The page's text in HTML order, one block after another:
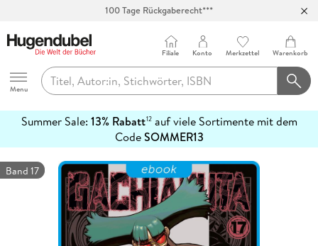
100 Tage Rückgaberecht***
Hugendubel
Menu
Filiale Konto Merkzettel Warenkorb
Summer Sale: 13% Rabatt12auf viele Sortimente mit dem
CodeSOMMER13
erfahren
Band 17